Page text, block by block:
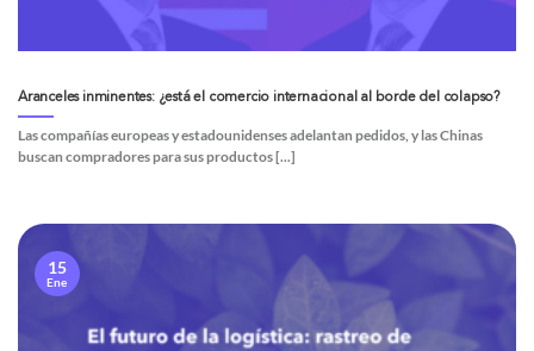
Aranceles inminentes: ¿está el comercio internacional al borde del colapso?
Las compañías europeas y estadounidenses adelantan pedidos, y las Chinas
buscan compradores para sus productos [...]
15
Ene